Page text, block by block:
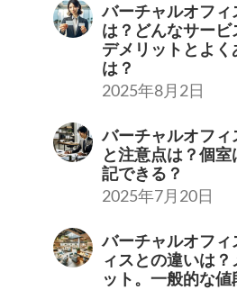
バーチャルオフ
は？どんなサー
デメリットとよく
は？
2025年8月2日
バーチャルオフ
と注意点は？個
記できる？
2025年7月20日
バーチャルオフ
ィスとの違いは
ット。一般的な値